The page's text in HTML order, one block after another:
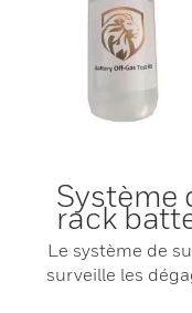
Système
rack
Le système de
surveille les